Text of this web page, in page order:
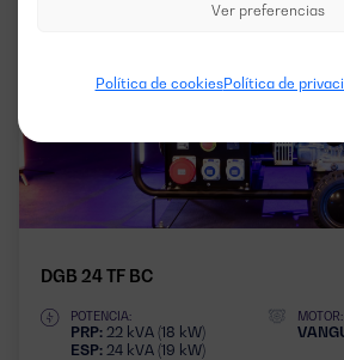
Ver preferencias
Política de cookiesPolítica de
DGB 24 TF BC
POTENCIA:
PRP: 22 kVA (18 kW)
ESP: 24 kVA (19 kW)
MOTOR: